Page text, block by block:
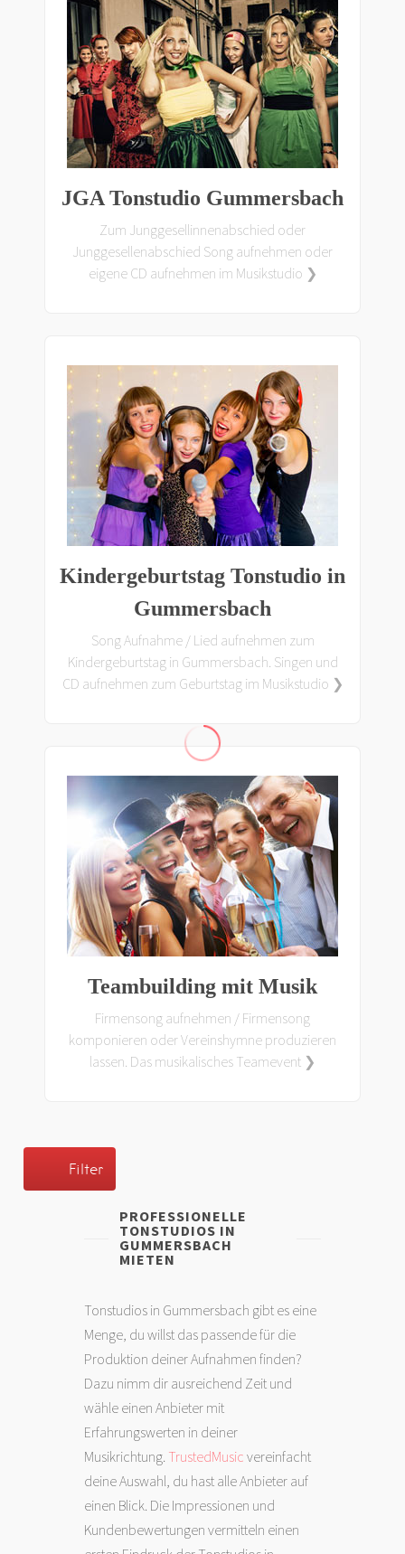
JGA Tonstudio Gummersbach
Zum Junggesellinnenabschied oder
Junggesellenabschied Song aufnehmen oder
eigene CD aufnehmen im Musikstudio ❯
Kindergeburtstag Tonstudio in
Gummersbach
Song Aufnahme / Lied aufnehmen zum
Kindergeburtstag in Gummersbach. Singen und
CD aufnehmen zum Geburtstag im Musikstudio ❯
Teambuilding mit Musik
Firmensong aufnehmen / Firmensong
komponieren oder Vereinshymne produzieren
lassen. Das musikalisches Teamevent ❯
Filter
PROFESSIONELLE
TONSTUDIOS IN
GUMMERSBACH
MIETEN
Tonstudios in Gummersbach gibt es eine
Menge, du willst das passende für die
Produktion deiner Aufnahmen finden?
Dazu nimm dir ausreichend Zeit und
wähle einen Anbieter mit
Erfahrungswerten in deiner
Musikrichtung. TrustedMusic vereinfacht
deine Auswahl, du hast alle Anbieter auf
einen Blick. Die Impressionen und
Kundenbewertungen vermitteln einen